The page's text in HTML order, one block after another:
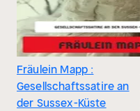
Fräulein Mapp :
Gesellschaftssatire an
der Sussex-Küste